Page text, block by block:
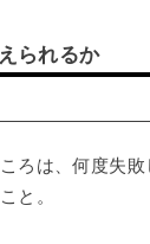
られるか
ろは、何度失
と。